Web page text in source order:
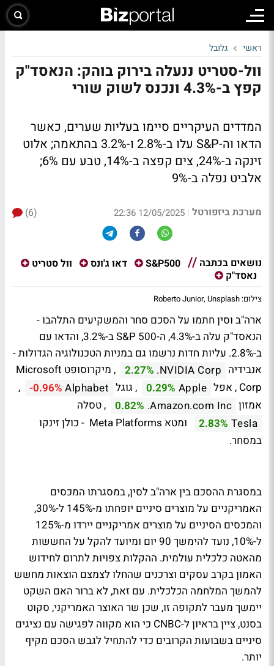
ראשי גלובל
וול-סטריט ננעלה בירוק בוהק: הנאסד"ק
קפץ ב-4.3% ונכנס לשוק שורי
המדדים העיקריים סיימו בעליות שערים, כאשר
הדאו וה-S&P עלו ב-2.8% ו-3.2% בהתאמה; אלוט
זינקה ב-24%, צים קפצה ב-14%, טבע עם 6%;
אלביט נפלה ב-9%
מערכת ביזפורטל |
12/05/2025 22:36
(6)
נושאים בכתבה S&P500 דאו ג'ונס
וול סטריט
נאסד"ק
צילום: Roberto Junior, Unsplash
ארה"ב וסין חתמו על הסכם סחר והמשקיעים התלהבו -
הנאסד"ק עלה ב-4.3%, ה-S&P 500 ב-3.2%, והדאו עם
ב-2.8%. עליות חדות נרשמו גם במניות הטכנולוגיה הגדולות -
אנבידיה NVIDIA Corp.
2.27% , מיקרוסופט Microsoft
Corp , אפל Apple
0.29% , גוגל Alphabet
-0.96%
,
אמזון Amazon.com Inc.
0.82% , טסלה
Tesla
2.83% ומטא Meta Platforms - כולן זינקו
במסחר.
במסגרת ההסכם בין ארה"ב לסין, במסגרתו המכסים
האמריקניים על מוצרים סיניים יופחתו מ-145% ל-30%,
והמכסים הסיניים על מוצרים אמריקניים יירדו מ-125%
ל-10%, נועד להימשך 90 יום ומיועד להקל על החששות
מהאטה כלכלית עולמית. ההקלות צפויות לתרום לחידוש
האמון בקרב עסקים וצרכנים שהחלו לצמצם הוצאות מחשש
להמשך המלחמה הכלכלית. עם זאת, לא ברור האם השקט
יימשך מעבר לתקופה זו, שכן שר האוצר האמריקני, סקוט
בסנט, ציין בראיון ל-CNBC כי הוא מקווה לפגישה עם נציגים
סיניים בשבועות הקרובים כדי להתחיל לגבש הסכם מקיף
יותר.